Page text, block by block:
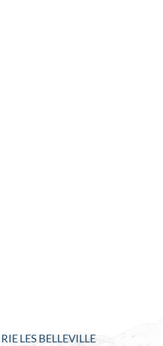
LES BELLEVILLE